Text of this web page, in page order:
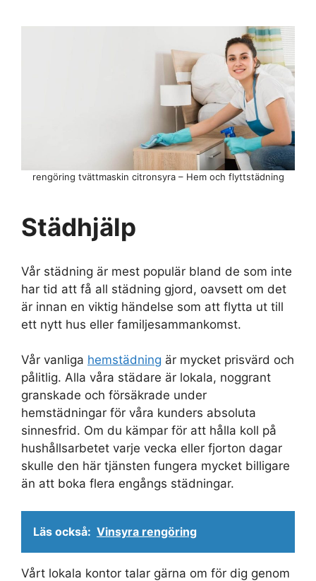
Städhjälp
Vår städning är mest populär bland de som inte
har tid att få all städning gjord, oavsett om det
är innan en viktig händelse som att flytta ut till
ett nytt hus eller familjesammankomst.
Vår vanliga hemstädning är mycket prisvärd och
pålitlig. Alla våra städare är lokala, noggrant
granskade och försäkrade under
hemstädningar för våra kunders absoluta
sinnesfrid. Om du kämpar för att hålla koll på
hushållsarbetet varje vecka eller fjorton dagar
skulle den här tjänsten fungera mycket billigare
än att boka flera engångs städningar.
Läs också: Vinsyra rengöring
Vårt lokala kontor talar gärna om för dig genom
rengöring tvättmaskin citronsyra – Hem och flyttstädning